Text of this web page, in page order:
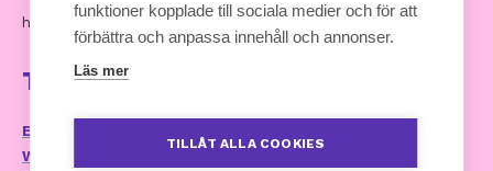
hankinnat [at] kuntaliitto.fi
Ta kontakt
E-postservice och kontaktuppgifter
Webbplatsens tillganglighetsutlatande
funktioner kopplade till sociala medier och för att
förbättra och anpassa innehåll och annonser.
Läs mer
TILLÅT ALLA COOKIES